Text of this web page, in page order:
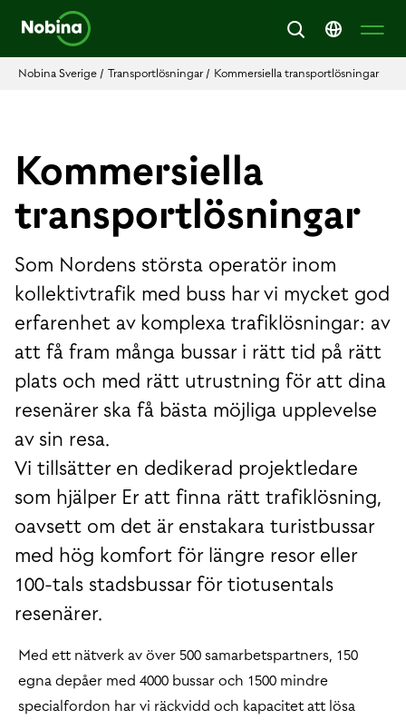
Nobina Sverige / Transportlösningar/ Kommersiella transportlösningar
Kommersiella
transportlösningar
Som Nordens största operatör inom
kollektivtrafik med buss har vi mycket god
erfarenhet av komplexa trafiklösningar: av
att få fram många bussar i rätt tid på rätt
plats och med rätt utrustning för att dina
resenärer ska få bästa möjliga upplevelse
av sin resa.
Vi tillsätter en dedikerad projektledare
som hjälper Er att finna rätt trafiklösning,
oavsett om det är enstakara turistbussar
med hög komfort för längre resor eller
100-tals stadsbussar för tiotusentals
resenärer.
Med ett nätverk av över 500 samarbetspartners, 150
egna depåer med 4000 bussar och 1500 mindre
specialfordon har vi räckvidd och kapacitet att lösa